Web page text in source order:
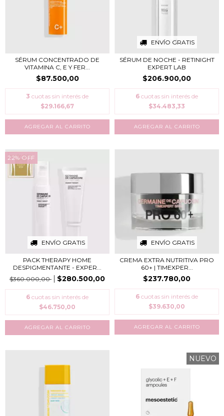
SÉRUM CONCENTRADO DE
VITAMINA C, E Y FER...
$87.500,00
3 cuotas sin interés de
$29.166,67
ENVÍO GRATIS
SÉRUM DE NOCHE - RETINIGHT
EXPERT LAB
$206.900,00
6 cuotas sin interés de
$34.483,33
22% OFF
ENVÍO GRATIS
PACK THERAPY HOME
DESPIGMENTANTE - EXPER...
$360.000,00
$280.500,00
6 cuotas sin interés de
$46.750,00
ENVÍO GRATIS
CREMA EXTRA NUTRITIVA PRO
60+ | TIMEXPER...
$237.780,00
6 cuotas sin interés de
$39.630,00
NUEVO